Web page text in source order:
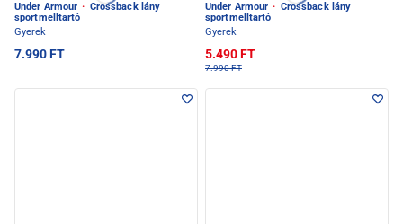
Under Armour · Crossback lány
sportmelltartó
Gyerek
7.990 FT
Under Armour · Crossback lány
sportmelltartó
Gyerek
5.490 FT
7.990 FT